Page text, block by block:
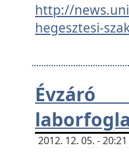
http://
hegesztesi-
2012. 12. 05. -